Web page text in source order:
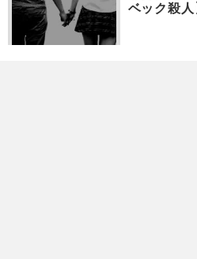
ベック殺人